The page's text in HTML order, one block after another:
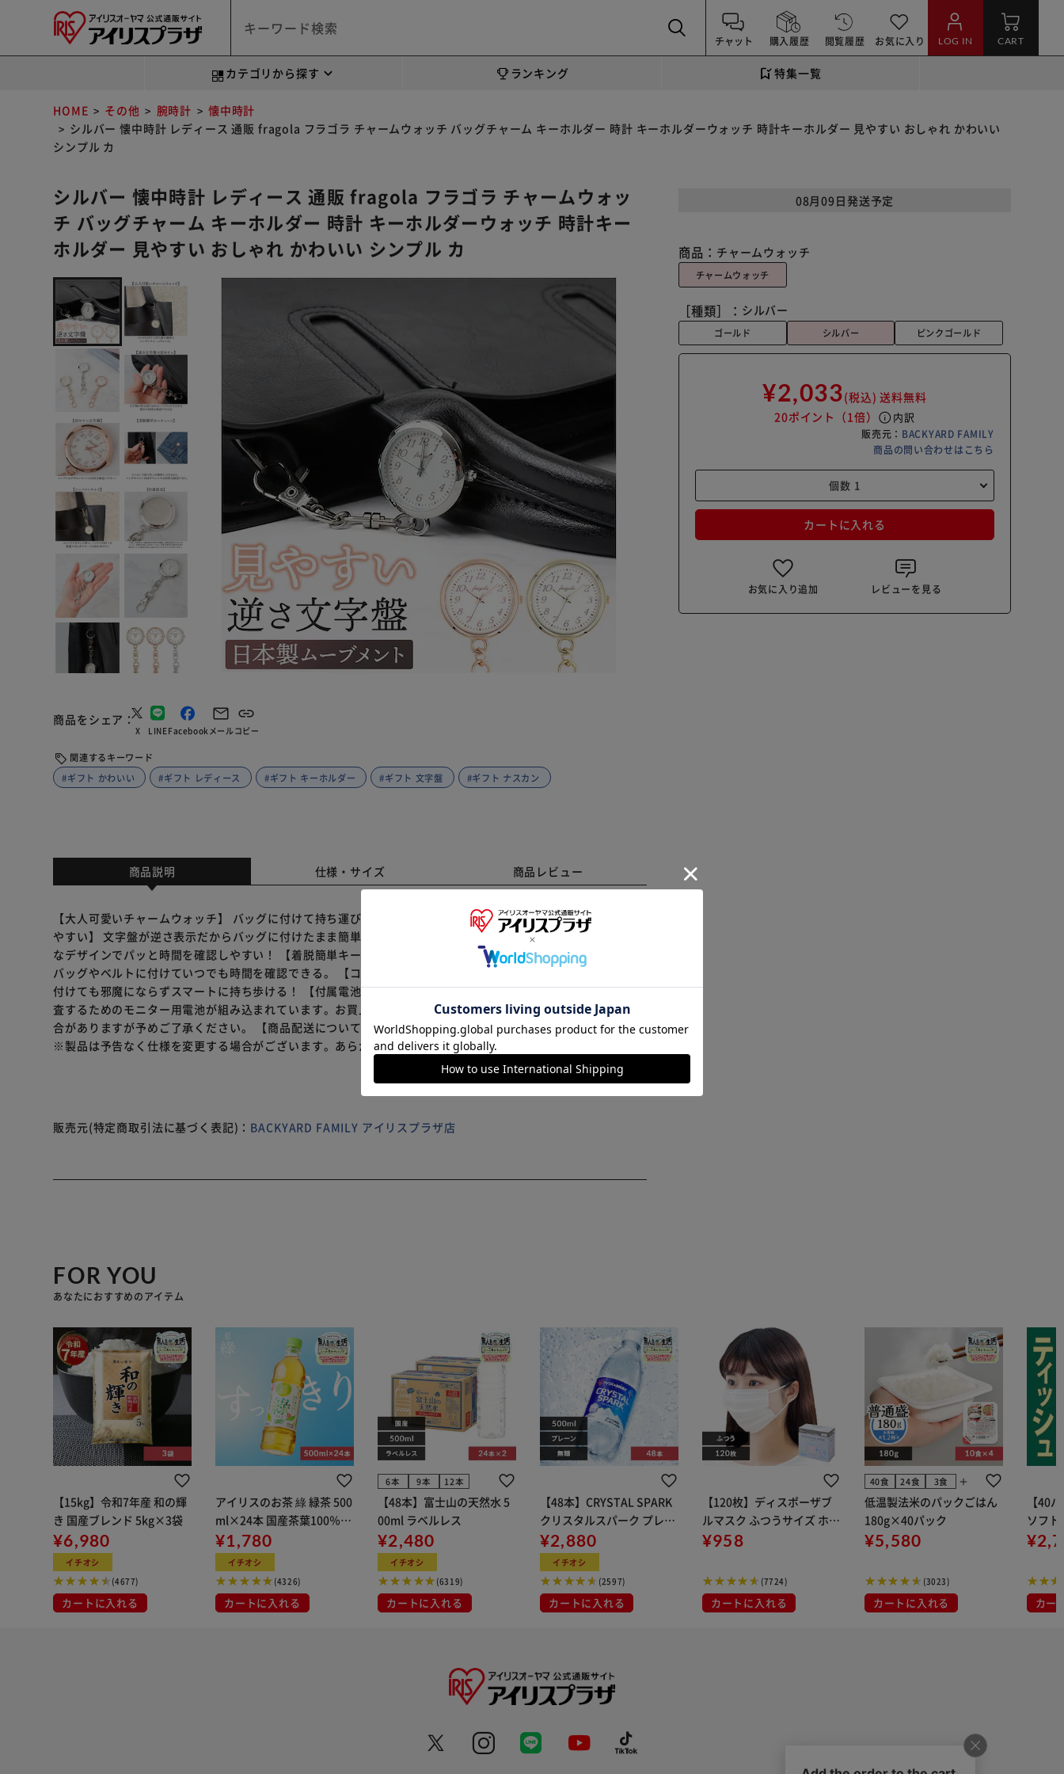
チャット 購入履歴 閲覧履歴 お気に入り LOG IN CART
カテゴリから探す ランキング 特集一覧
HOME その他 腕時計
懐中時計
シルバー 懐中時計 レディース 通販 fragola フラゴラ チャームウォッチ バッグチャーム キーホルダー 時計 キーホルダーウォッチ 時計キーホルダー 見やすい おしゃれ かわいい
シンプル カ
シルバー 懐中時計 レディース 通販 fragola フラゴラ チャームウォッ
チ バッグチャーム キーホルダー 時計 キーホルダーウォッチ 時計キー
ホルダー 見やすい おしゃれ かわいい シンプル カ
商品をシェア
X LINEFacebookメールコピー
関連するキーワード
#ギフト かわいい
#ギフト レディース #ギフト キーホルダー #ギフト 文字盤 #ギフト ナスカン
08月09日発送予定
商品： チャームウォッチ
チャームウォッチ
［種類］： シルバー
ゴールド シルバー ピンクゴールド
¥2,033(税込) 送料無料
20ポイント （1倍） info 内訳
販売元： BACKYARD FAMILY
商品の問い合わせはこちら
カートに入れる
お気に入り追加 レビューを見る
商品説明 仕様・サイズ 商品レビュー
【大人可愛いチャームウォッチ】 バッグに付けて持ち運び簡単♪シンプルチャームウォッチ。 【逆さ文字盤で見
やすい】 文字盤が逆さ表示だからバッグに付けたまま簡単に時間を確認できる◎ 【見やすい文字盤】 シンプル
なデザインでパッと時間を確認しやすい！ 【着脱簡単キーチェーン】 ナスカンで取り外しが簡単にできるから、
バッグやベルトに付けていつでも時間を確認できる。 【コンパクトサイズ】 コンパクトなサイズ感で、バッグに
付けても邪魔にならずスマートに持ち歩ける！ 【付属電池】 お買上の時計は工場出荷時に時計の機能、性能を検
査するためのモニター用電池が組み込まれています。お買上後所定の電池寿命に満たないうちに電池が切れる場
合がありますが予めご了承ください。 【商品配送について】 配送番号なしの配送になります。
※製品は予告なく仕様を変更する場合がございます。あらかじめご了承ください。
販売元(特定商取引法に基づく表記)： BACKYARD FAMILY アイリスプラザ店
FOR YOU
あなたにおすすめのアイテム
【15kg】令和7年産 和の輝
き 国産ブレンド 5kg×3袋
¥6,980
イチオシ
(4677)
カートに入れる
アイリスのお茶 綠 緑茶 500
ml×24本 国産茶葉100％使
用
¥1,780
イチオシ
(4326)
カートに入れる
6本 9本 12本
【48本】富士山の天然水 5
00ml ラベルレス
¥2,480
イチオシ
(6319)
カートに入れる
【48本】CRYSTAL SPARK
クリスタルスパーク プレー
ン 500ml
¥2,880
イチオシ
(2597)
カートに入れる
【120枚】ディスポーザブ
ルマスク ふつうサイズ ホワ
イト 大容量 DISPOSABLE
布
¥958
(7724)
カートに入れる
40食 24食 3食 add
低温製法米のパックごはん
180g×40パック
¥5,580
(3023)
カートに入れる
【40
ソフ
組) 5
カー
※ご確認ください